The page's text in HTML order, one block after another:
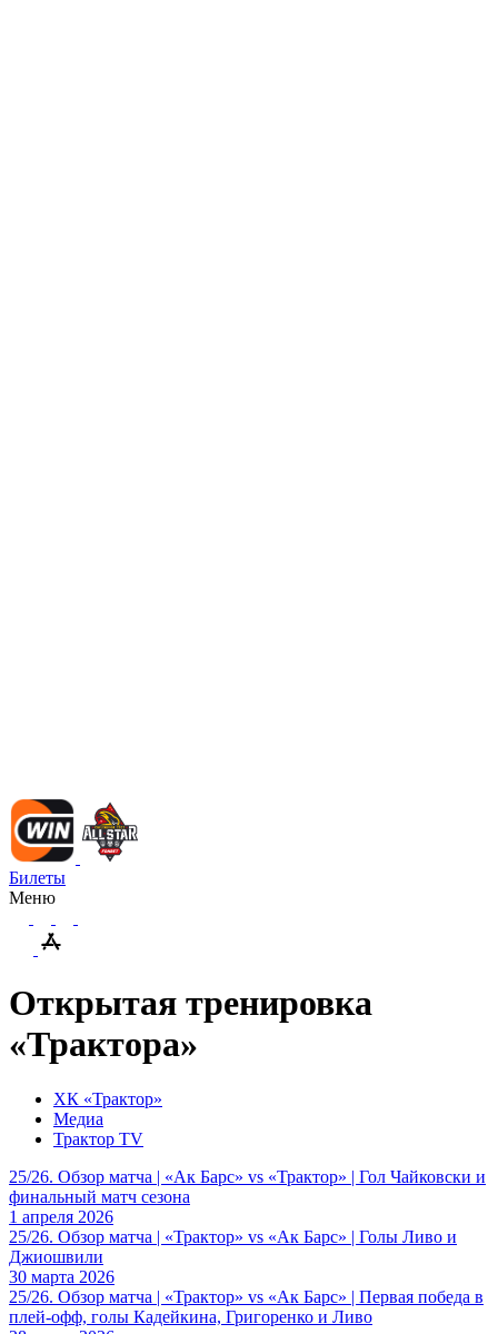
Билеты
Меню
Открытая тренировка
«Трактора»
ХК «Трактор»
Медиа
Трактор TV
25/26. Обзор матча | «Ак Барс» vs «Трактор» | Гол Чайковски и
финальный матч сезона
1 апреля 2026
25/26. Обзор матча | «Трактор» vs «Ак Барс» | Голы Ливо и
Джиошвили
30 марта 2026
25/26. Обзор матча | «Трактор» vs «Ак Барс» | Первая победа в
плей-офф, голы Кадейкина, Григоренко и Ливо